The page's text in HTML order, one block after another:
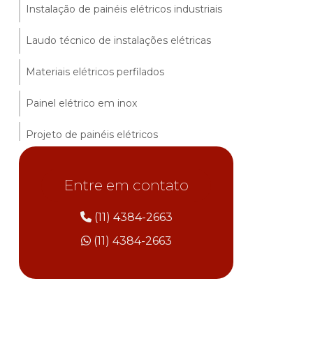
Instalação de painéis elétricos industriais
Laudo técnico de instalações elétricas
Materiais elétricos perfilados
Painel elétrico em inox
Projeto de painéis elétricos
Entre em contato
(11) 4384-2663
(11) 4384-2663